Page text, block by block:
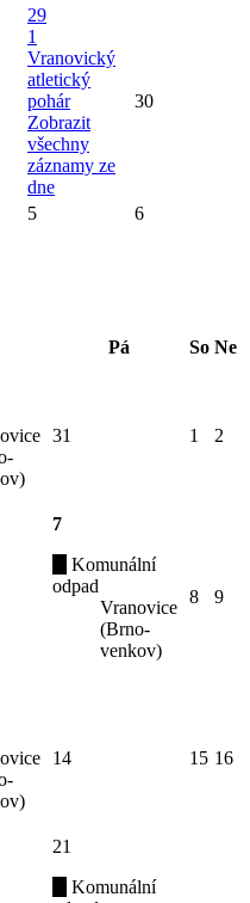
29
1
Vranovický
atletický
pohár
Zobrazit
všechny
záznamy ze
dne
30
5 6
Pá So Ne
31 1 2
7
Komunální
odpad
Vranovice
(Brno-
venkov)
8 9
14 15 16
21
Komunální